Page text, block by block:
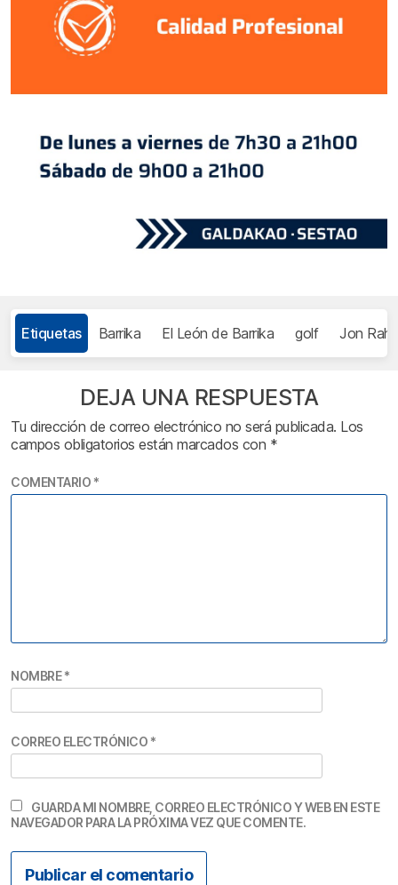
Etiquetas Barrika El León de Barrika golf Jon
DEJA UNA RESPUESTA
Tu dirección de correo electrónico no será publicada. Los
campos obligatorios están marcados con *
COMENTARIO *
NOMBRE*
CORREO ELECTRÓNICO *
GUARDA MI NOMBRE, CORREO ELECTRÓNICO Y WEB EN ESTE
NAVEGADOR PARA LA PRÓXIMA VEZ QUE COMENTE.